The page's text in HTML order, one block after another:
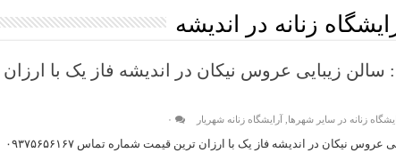
زنانه در اندیشه
: سالن زیبایی عروس نیکان در اندیشه فاز یک با ارزان
زنانه در سایر شهرها ,آرایشگاه زنانه شهریار ۰
آرایشگاه زنانه ارزان : سالن زیبایی عروس نیکان در اندیشه فاز یک با ارزان ترین قیمت شماره تماس ۰۹۳۷۵۶۵۶۱۶۷